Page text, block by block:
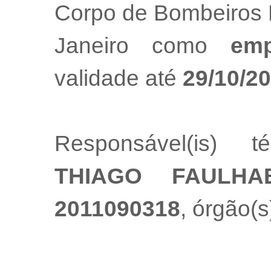
Corpo de
Janeiro como
validade até 29/10/
Responsável(is)
THIAGO
2011090318,